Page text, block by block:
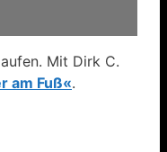
Mit Dirk C.
am Fuß«.